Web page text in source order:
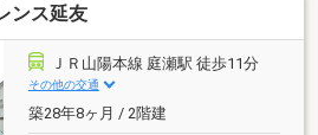
ンス延友
ＪＲ山陽本線 庭瀬駅 徒歩11分
その他の交通
築28年8ヶ月 / 2階建